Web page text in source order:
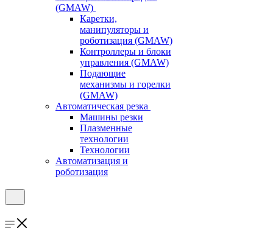
(GMAW)
Каретки,
манипуляторы и
роботизация (GMAW)
Контроллеры и блоки
управления (GMAW)
Подающие
механизмы и горелки
(GMAW)
Автоматическая резка
Машины резки
Плазменные
технологии
Технологии
Автоматизация и
роботизация